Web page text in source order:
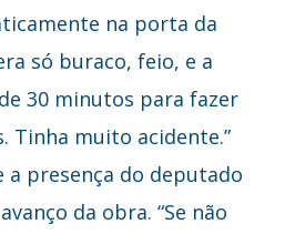
na porta da
só buraco, feio, e a
30 minutos para fazer
Tinha muito acidente.”
a presença do deputado
da obra. “Se não